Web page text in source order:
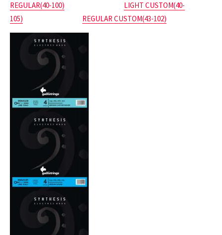
REGULAR(40-100)
LIGHT CUSTOM(40-
105)
REGULAR CUSTOM(43-102)